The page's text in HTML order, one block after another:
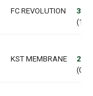
FC REVOLUTION
3:6
(1:3,
KST MEMBRANE
2:7
(0:3,